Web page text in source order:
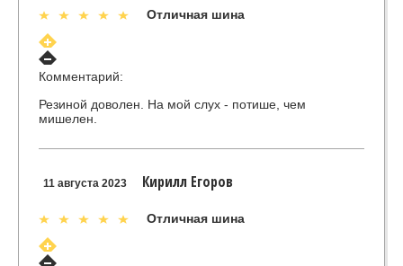
Отличная шина
Комментарий:
Резиной доволен. На мой слух - потише, чем
мишелен.
11 августа 2023 Кирилл Егоров
Отличная шина